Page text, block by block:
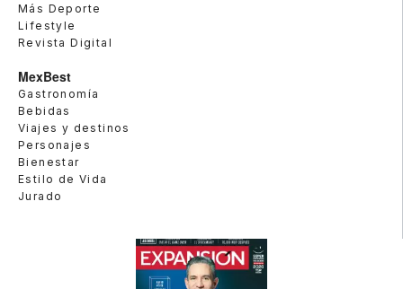
Más Deporte
Lifestyle
Revista Digital
MexBest
Gastronomía
Bebidas
Viajes y destinos
Personajes
Bienestar
Estilo de Vida
Jurado